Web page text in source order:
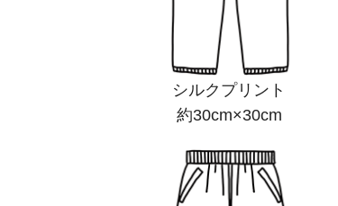
シルクプリント
約30cm×30cm